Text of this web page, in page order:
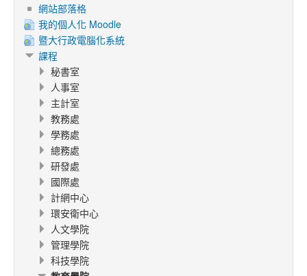
網站部落格
我的個人化 Moodle
暨大行政電腦化系統
課程
秘書室
人事室
主計室
教務處
學務處
總務處
研發處
國際處
計網中心
環安衛中心
人文學院
管理學院
科技學院